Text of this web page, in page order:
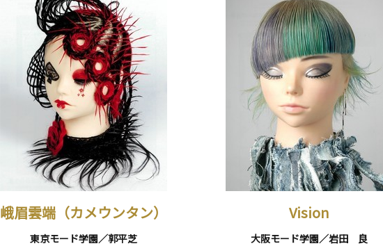
峨眉雲端（カメウンタン）
東京モード学園／郭平芝
Vision
大阪モード学園／岩田 良